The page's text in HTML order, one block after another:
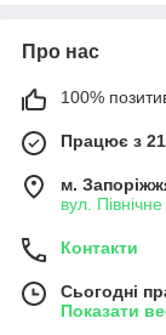
Про нас
100%
Працює з
м.
вул.
Контакти
Сьогодні
Показати